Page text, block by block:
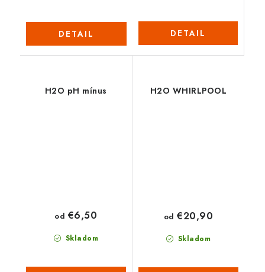
DETAIL DETAIL
H2O pH mínus
Skladom
od €6,50
H2O WHIRLPOOL
Skladom
od €20,90